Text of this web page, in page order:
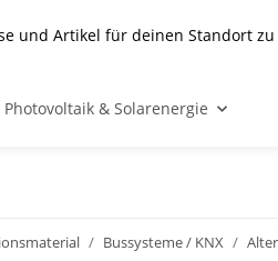
und Artikel für deinen Standort zu
Photovoltaik & Solarenergie
Bussysteme / KNX